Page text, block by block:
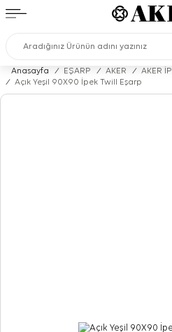
Anasayfa / EŞARP / AKER /
AKER
/
Açık Yeşil 90X90 İpek Twill Eşarp